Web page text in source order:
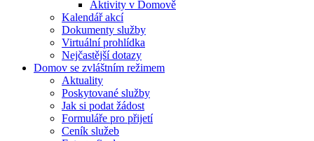
Aktivity v Domově
Kalendář akcí
Dokumenty služby
Virtuální prohlídka
Nejčastější dotazy
Domov se zvláštním režimem
Aktuality
Poskytované služby
Jak si podat žádost
Formuláře pro přijetí
Ceník služeb